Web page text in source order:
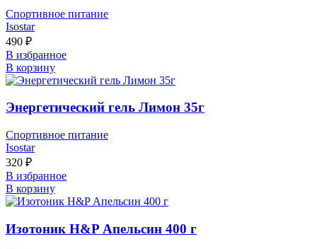
Спортивное питание
Isostar
490 ₽
В избранное
В корзину
Энергетический гель Лимон 35г
Спортивное питание
Isostar
320 ₽
В избранное
В корзину
Изотоник H&P Апельсин 400 г